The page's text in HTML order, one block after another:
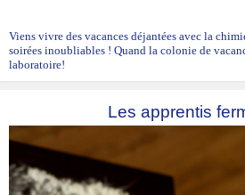
Viens vivre des vacances déjantées avec la
soirées inoubliables ! Quand la colonie de
laboratoire!
Les apprentis